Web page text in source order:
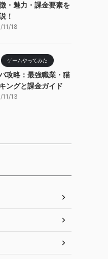
・魅力・課金要素を
！
11/18
ゲームやってみた
攻略：最強職業・猫
ングと課金ガイド
11/13